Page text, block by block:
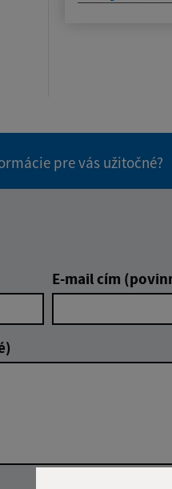
pre vás užitočné?
E-mail cím